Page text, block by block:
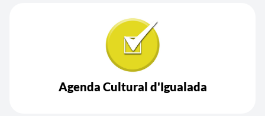
Agenda Cultural d'Igualada